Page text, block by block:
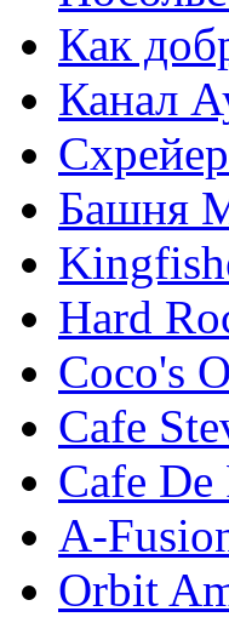
Как
Канал
Башня
Hard
Coco's
Cafe
Cafe De
A-
Orbit